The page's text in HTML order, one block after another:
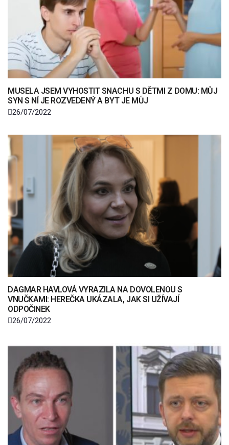
MUSELA JSEM VYHOSTIT SNACHU S DĚTMI Z DOMU: MŮJ
SYN S NÍ JE ROZVEDENÝ A BYT JE MŮJ
26/07/2022
DAGMAR HAVLOVÁ VYRAZILA NA DOVOLENOU S
VNUČKAMI: HEREČKA UKÁZALA, JAK SI UŽÍVAJÍ
ODPOČINEK
26/07/2022